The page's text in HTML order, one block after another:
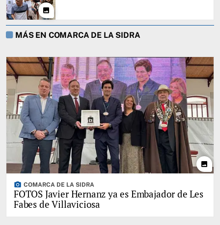
photo
MÁS EN COMARCA DE LA SIDRA
photo
photo_camera COMARCA DE LA SIDRA
FOTOS Javier Hernanz ya es Embajador de Les
Fabes de Villaviciosa